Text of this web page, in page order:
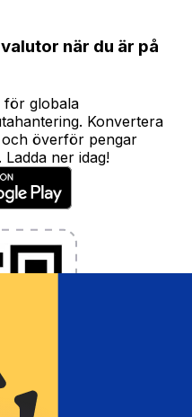
när du är på
för globala
Konvertera
överför pengar
ner idag!